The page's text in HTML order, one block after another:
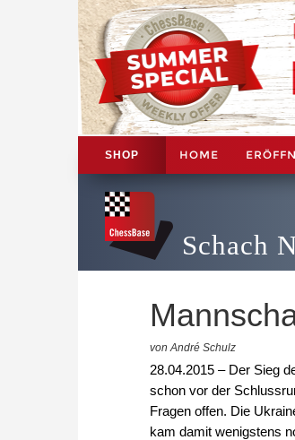
SHOP HOME
Schach
von André Schulz
28.04.2015 – Der Sieg
schon vor der
Fragen offen. Die
kam damit wenigstens